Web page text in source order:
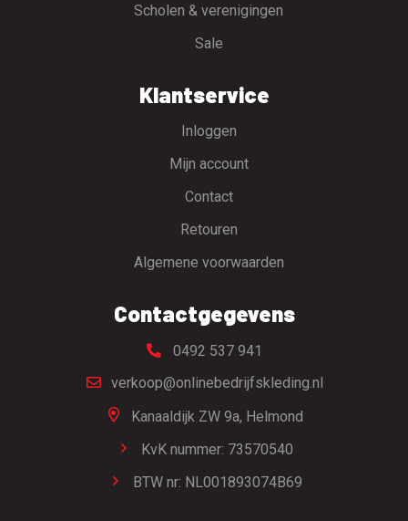
Scholen & verenigingen
Sale
Klantservice
Inloggen
Mijn account
Contact
Retouren
Algemene voorwaarden
Contactgegevens
0492 537 941
verkoop@onlinebedrijfskleding.nl
Kanaaldijk ZW 9a, Helmond
KvK nummer: 73570540
BTW nr: NL001893074B69